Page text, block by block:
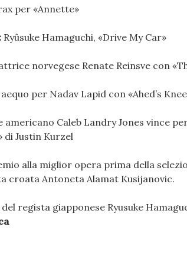
per «Annette»
Ryûsuke Hamaguchi, «Drive My Car»
norvegese Renate Reinsve con
aequo per Nadav Lapid con «Ahed’s
americano Caleb Landry Jones vince
di Justin Kurzel
alla miglior opera prima della
croata Antoneta Alamat Kusijanovic.
del regista giapponese Ryusuke